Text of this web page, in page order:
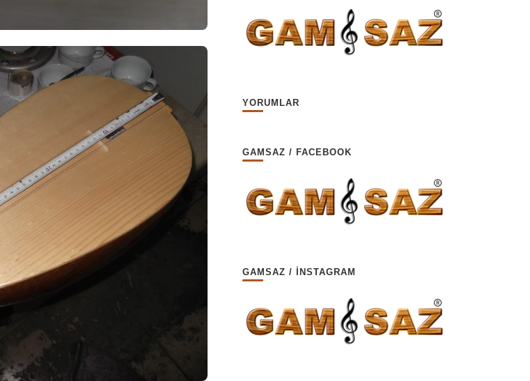
YORUMLAR
GAMSAZ / FACEBOOK
GAMSAZ / İNSTAGRAM